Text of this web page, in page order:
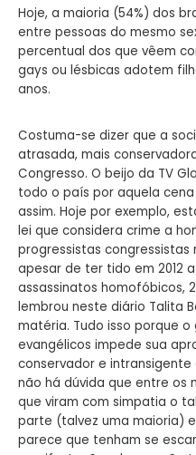
Hoje, a maioria (54%) dos
entre pessoas do mesmo
percentual dos que vêem
gays ou lésbicas adotem
anos.
Costuma-se dizer que a
atrasada, mais
Congresso. O beijo da TV
todo o país por aquela
assim. Hoje por exemplo,
lei que considera crime a
progressistas
apesar de ter tido em 2012
assassinatos homofóbicos,
lembrou neste diário Talita
matéria. Tudo isso porque
evangélicos impede sua
conservador e
não há dúvida que entre os
que viram com simpatia o
parte (talvez uma maioria)
parece que tenham se